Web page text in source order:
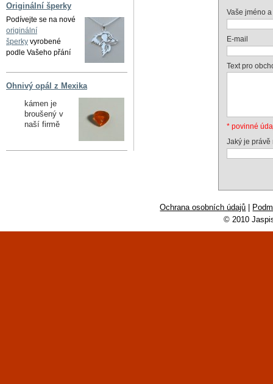
Originální šperky
Podívejte se na nové
originální
šperky vyrobené
podle Vašeho přání
Ohnivý opál z Mexika
kámen je
broušený v
naší firmě
Vaše jméno
E-mail
Text pro
* povinné
Jaký je právě
Ochrana osobních údajů |
© 2010